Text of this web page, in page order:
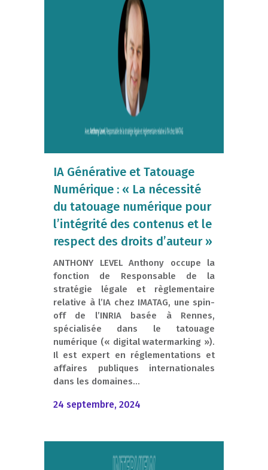
IA Générative et Tatouage
Numérique : « La nécessité
du tatouage numérique pour
l’intégrité des contenus et le
respect des droits d’auteur »
ANTHONY LEVEL Anthony occupe la
fonction de Responsable de la
stratégie légale et règlementaire
relative à l’IA chez IMATAG, une spin-
off de l’INRIA basée à Rennes,
spécialisée dans le tatouage
numérique (« digital watermarking »).
Il est expert en réglementations et
affaires publiques internationales
dans les domaines...
24 septembre, 2024